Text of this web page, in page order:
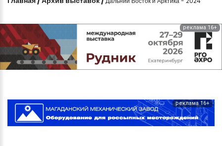
реклама 16+
реклама 16+